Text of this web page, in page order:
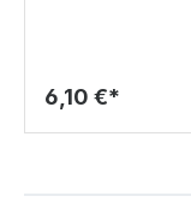
6,10 €*